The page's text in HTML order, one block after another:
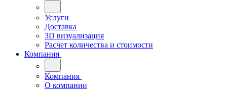
Услуги
Доставка
3D визуализация
Расчет количества и стоимости
Компания
Компания
О компании